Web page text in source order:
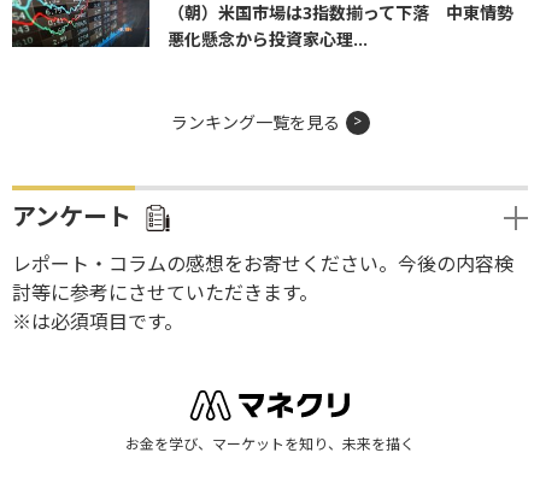
（朝）米国市場は3指数揃って下落 中東情勢
悪化懸念から投資家心理...
ランキング一覧を見る
アンケート
レポート・コラムの感想をお寄せください。今後の内容検
討等に参考にさせていただきます。
※は必須項目です。
お金を学び、マーケットを知り、未来を描く